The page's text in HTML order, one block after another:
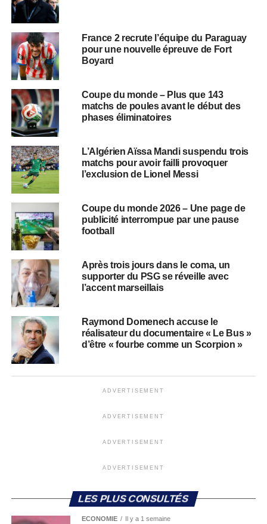
France 2 recrute l’équipe du Paraguay
pour une nouvelle épreuve de Fort
Boyard
Coupe du monde – Plus que 143
matchs de poules avant le début des
phases éliminatoires
L’Algérien Aïssa Mandi suspendu trois
matchs pour avoir failli provoquer
l’exclusion de Lionel Messi
Coupe du monde 2026 – Une page de
publicité interrompue par une pause
football
Après trois jours dans le coma, un
supporter du PSG se réveille avec
l’accent marseillais
Raymond Domenech accuse le
réalisateur du documentaire « Le Bus »
d’être « fourbe comme un Scorpion »
ADVERTISEMENT
ADVERTISEMENT
ADVERTISEMENT
ADVERTISEMENT
LES PLUS CONSULTÉS
ECONOMIE Il y a 1 semaine